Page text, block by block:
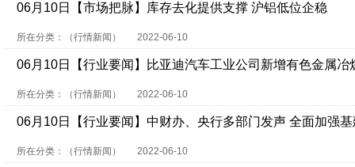
06月10日【市场把脉】库存去化提供支撑 沪铝低位企稳
所在分类：（行情新闻） 2022-06-10
06月10日【行业要闻】比亚迪汽车工业公司新增有色金属冶
内：抢夺上游
所在分类：（行情新闻） 2022-06-10
06月10日【行业要闻】中财办、央行多部门发声 全面加强基
所在分类：（行情新闻） 2022-06-10